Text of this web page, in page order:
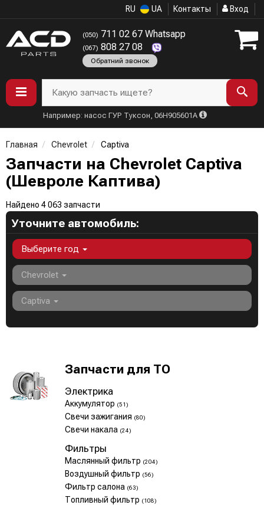
RU UA Контакты Вход
(050) 711 02 67 Whatsapp
(067) 808 27 08
Обратний звонок
Какую запчасть ищете?
Например: насос ГУР Туксон, 06H905601A
Главная Chevrolet Captiva
Запчасти на Chevrolet Captiva
(Шевроле Каптива)
Найдено 4 063 запчасти
Уточните автомобиль:
Выберите год
Chevrolet
Captiva
Запчасти для ТО
Электрика
Аккумулятор (51)
Свечи зажигания (80)
Свечи накала (24)
Фильтры
Маслянный фильтр (204)
Воздушный фильтр (56)
Фильтр салона (63)
Топливный фильтр (108)